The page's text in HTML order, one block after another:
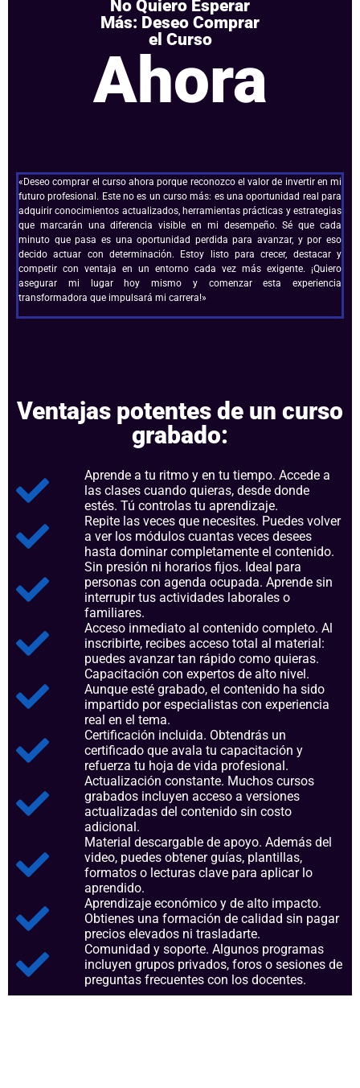
No Quiero Esperar
Más: Deseo Comprar
el Curso
Ahora
«Deseo comprar el curso ahora porque reconozco el valor de invertir en mi
futuro profesional. Este no es un curso más: es una oportunidad real para
adquirir conocimientos actualizados, herramientas prácticas y estrategias
que marcarán una diferencia visible en mi desempeño. Sé que cada
minuto que pasa es una oportunidad perdida para avanzar, y por eso
decido actuar con determinación. Estoy listo para crecer, destacar y
competir con ventaja en un entorno cada vez más exigente. ¡Quiero
asegurar mi lugar hoy mismo y comenzar esta experiencia
transformadora que impulsará mi carrera!»
Ventajas potentes de un curso
grabado:
Aprende a tu ritmo y en tu tiempo. Accede a
las clases cuando quieras, desde donde
estés. Tú controlas tu aprendizaje.
Repite las veces que necesites. Puedes volver
a ver los módulos cuantas veces desees
hasta dominar completamente el contenido.
Sin presión ni horarios fijos. Ideal para
personas con agenda ocupada. Aprende sin
interrupir tus actividades laborales o
familiares.
Acceso inmediato al contenido completo. Al
inscribirte, recibes acceso total al material:
puedes avanzar tan rápido como quieras.
Capacitación con expertos de alto nivel.
Aunque esté grabado, el contenido ha sido
impartido por especialistas con experiencia
real en el tema.
Certificación incluida. Obtendrás un
certificado que avala tu capacitación y
refuerza tu hoja de vida profesional.
Actualización constante. Muchos cursos
grabados incluyen acceso a versiones
actualizadas del contenido sin costo
adicional.
Material descargable de apoyo. Además del
video, puedes obtener guías, plantillas,
formatos o lecturas clave para aplicar lo
aprendido.
Aprendizaje económico y de alto impacto.
Obtienes una formación de calidad sin pagar
precios elevados ni trasladarte.
Comunidad y soporte. Algunos programas
incluyen grupos privados, foros o sesiones de
preguntas frecuentes con los docentes.